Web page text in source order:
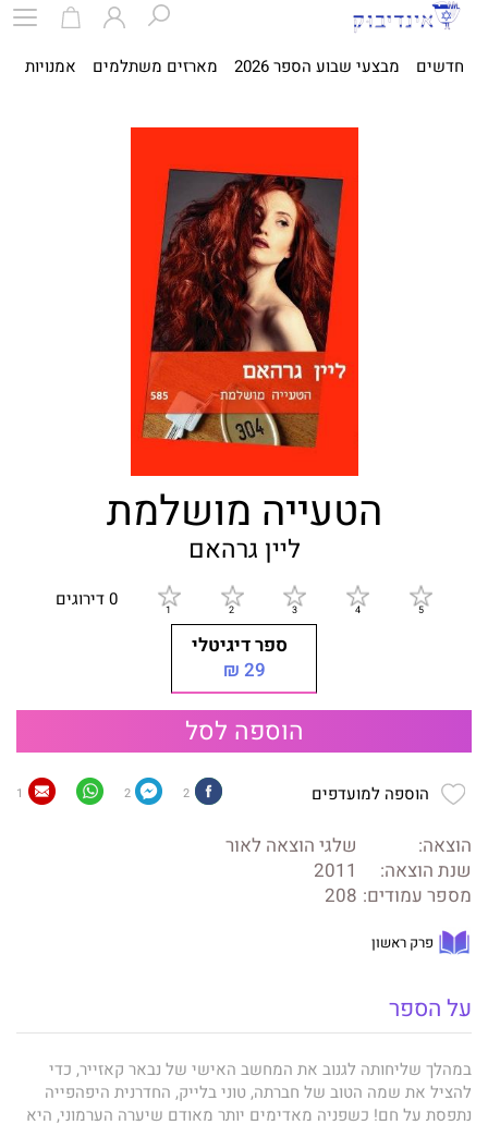
חדשים מבצעי שבוע הספר 2026 מארזים משתלמים אמנויות
הטעייה מושלמת
ליין גרהאם
0 דירוגים
ספר דיגיטלי
29 ₪
הוספה לסל
הוספה למועדפים 2
2
1
הוצאה:
שלגי הוצאה לאור
שנת הוצאה:
2011
מספר עמודים: 208
פרק ראשון
על הספר
במהלך שליחותה לגנוב את המחשב האישי של נבאר קאזייר, כדי
להציל את שמה הטוב של חברתה, טוני בלייק, החדרנית היפהפייה
נתפסת על חם! כשפניה מאדימים יותר מאודם שיערה הערמוני, היא